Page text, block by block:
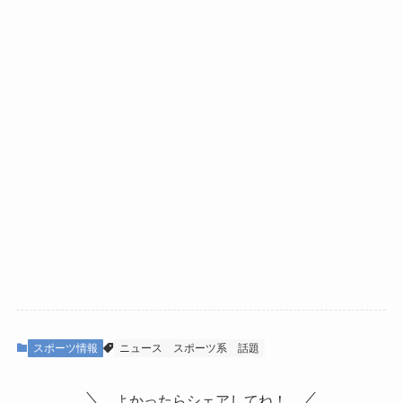
スポーツ情報 ニュース スポーツ系 話題